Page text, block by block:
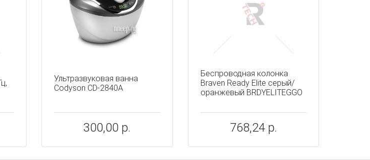
Ультразвуковая ванна
Codyson CD-2840A
300,00 р.
Беспроводная колонка
Braven Ready Elite серый/
оранжевый BRDYELITEGGO
768,24 р.